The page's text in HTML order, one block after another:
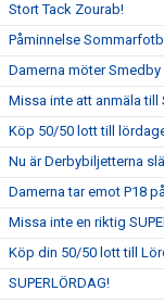
Stort Tack Zourab!
Påminnelse
Damerna möter
Missa inte att anmäla
Köp 50/50 lott till
Nu är Derbybiljetterna
Damerna tar emot P18
Missa inte en riktig
Köp din 50/50 lott till
SUPERLÖRDAG!